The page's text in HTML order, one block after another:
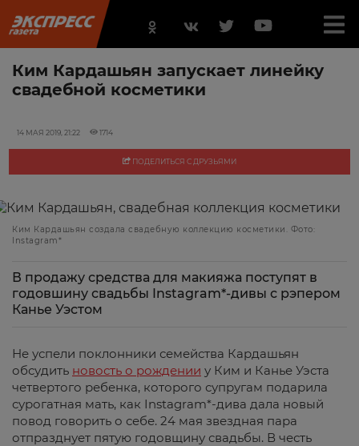
Ким Кардашьян запускает линейку
свадебной косметики
14 МАЯ 2019, 21:22 1714
ПОДЕЛИТЬСЯ С ДРУЗЬЯМИ
Ким Кардашьян создала свадебную коллекцию косметики. Фото:
Instagram*
В продажу средства для макияжа поступят в
годовшину свадьбы Instagram*-дивы с рэпером
Канье Уэстом
Не успели поклонники семейства Кардашьян
обсудить новость о рождении у Ким и Канье Уэста
четвертого ребенка, которого супругам подарила
сурогатная мать, как Instagram*-дива дала новый
повод говорить о себе. 24 мая звездная пара
отпразднует пятую годовщину свадьбы. В честь